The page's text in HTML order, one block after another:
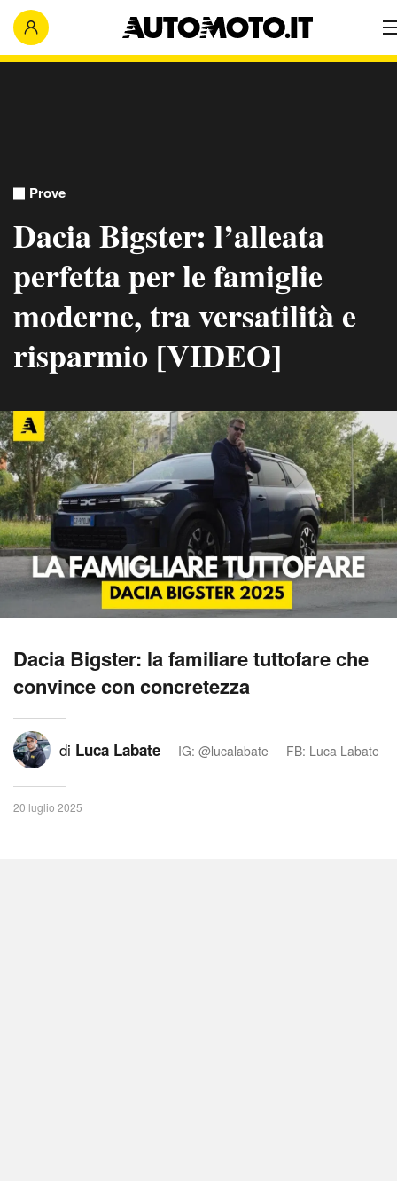
Prove
Dacia Bigster: l’alleata
perfetta per le famiglie
moderne, tra versatilità e
risparmio [VIDEO]
Dacia Bigster: la familiare tuttofare che
convince con concretezza
di Luca Labate IG: @lucalabate FB: Luca Labate
20 luglio 2025